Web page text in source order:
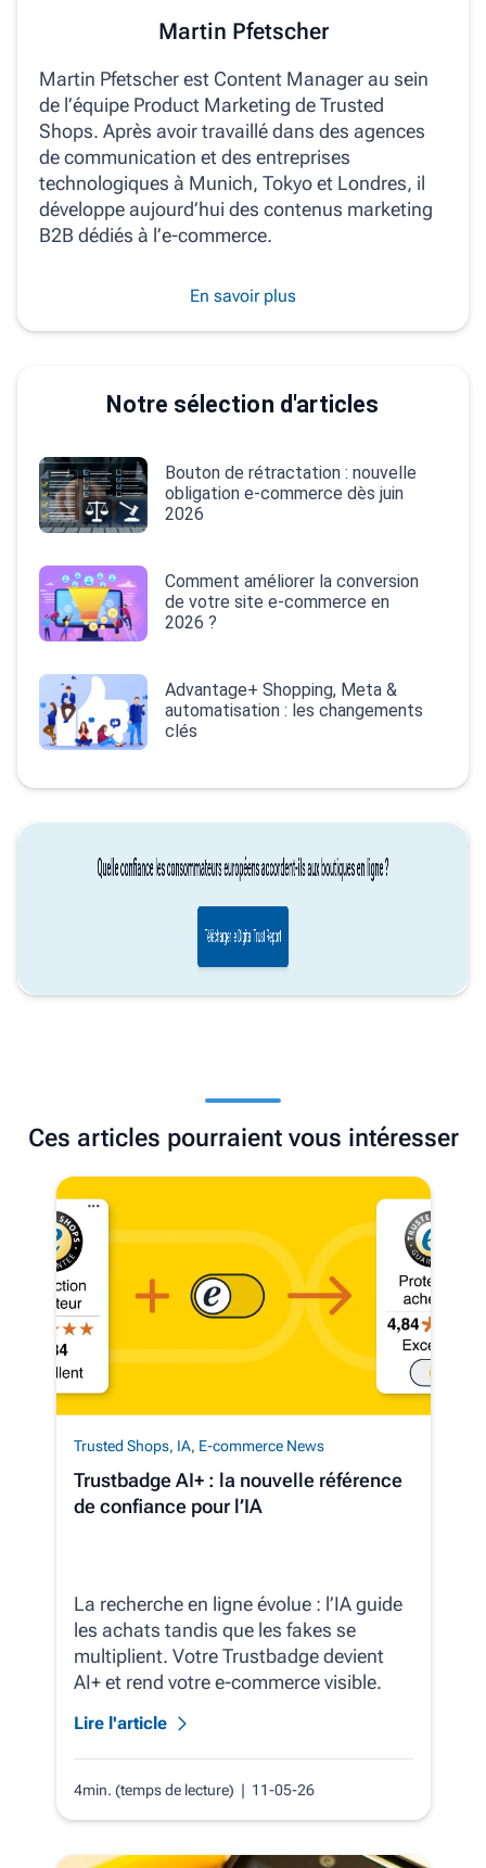
Martin Pfetscher
Martin Pfetscher est Content Manager au sein
de l’équipe Product Marketing de Trusted
Shops. Après avoir travaillé dans des agences
de communication et des entreprises
technologiques à Munich, Tokyo et Londres, il
développe aujourd’hui des contenus marketing
B2B dédiés à l’e‑commerce.
En savoir plus
Notre sélection d'articles
Bouton de rétractation : nouvelle
obligation e-commerce dès juin
2026
Comment améliorer la conversion
de votre site e-commerce en
2026 ?
Advantage+ Shopping, Meta &
automatisation : les changements
clés
Ces articles pourraient vous intéresser
Trusted Shops, IA, E-commerce News
Trustbadge AI+ : la nouvelle référence
de confiance pour l’IA
La recherche en ligne évolue : l’IA guide
les achats tandis que les fakes se
multiplient. Votre Trustbadge devient
AI+ et rend votre e‑commerce visible.
Lire l'article
4min. (temps de lecture) | 11-05-26